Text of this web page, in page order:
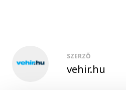
SZERZŐ
vehir.hu